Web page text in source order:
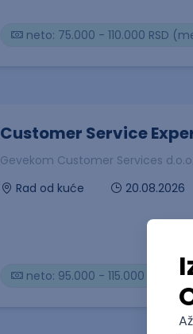
neto: 75.000 - 110.000 RSD
Customer Service
Gevekom Customer Services d.o.o.
Rad od kuće
20.08.2026
neto: 95.000 - 115.000 RSD